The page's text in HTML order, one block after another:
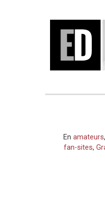
Enamateurs
fan-sites,